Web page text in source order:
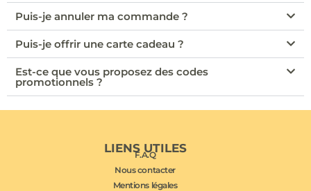
Puis-je annuler ma commande ?
Puis-je offrir une carte cadeau ?
Est-ce que vous proposez des codes
promotionnels ?
LIENS UTILES
F.A.Q
Nous contacter
Mentions légales